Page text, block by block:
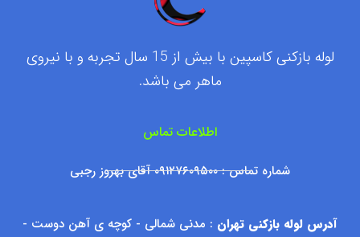
لوله بازکنی کاسپین با بیش از 15 سال تجربه و با نیروی
ماهر می باشد.
اطلاعات تماس
شماره تماس : ۰۹۱۲۷۶۰۹۵۰۰ آقای بهروز رجبی
آدرس لوله بازکنی تهران : مدنی شمالی - کوچه ی آهن دوست -